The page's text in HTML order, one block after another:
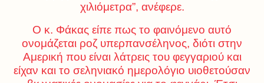
χιλιόμετρα”, ανέφερε.
Ο κ. Φάκας είπε πως το φαινόμενο αυτό
ονομάζεται ροζ υπερπανσέληνος, διότι στην
Αμερική που είναι λάτρεις του φεγγαριού και
είχαν και το σεληνιακό ημερολόγιο υιοθετούσαν